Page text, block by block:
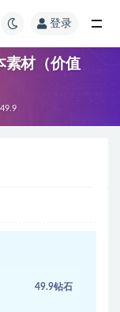
登录
素材（价值
49.9钻石